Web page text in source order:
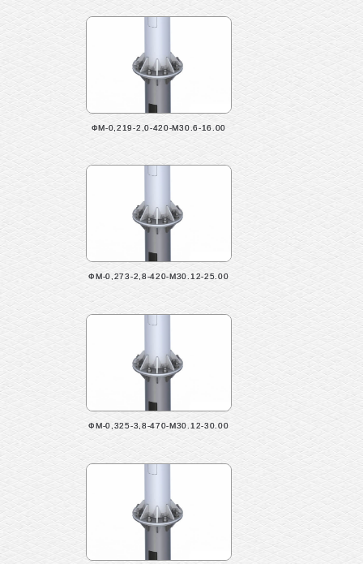
ФМ-0,219-2,0-420-М30.6-16.00
ФМ-0,273-2,8-420-М30.12-25.00
ФМ-0,325-3,8-470-М30.12-30.00